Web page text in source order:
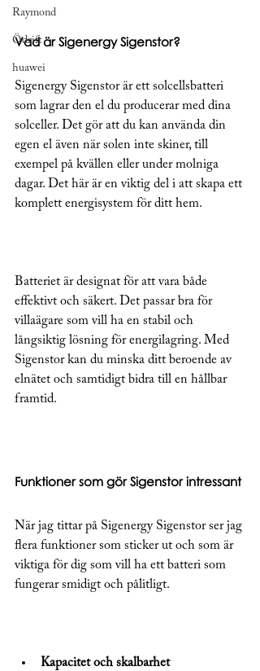
Raymond
Ödrift
huawei
Vad är Sigenergy Sigenstor?
Sigenergy Sigenstor är ett solcellsbatteri
som lagrar den el du producerar med dina
solceller. Det gör att du kan använda din
egen el även när solen inte skiner, till
exempel på kvällen eller under molniga
dagar. Det här är en viktig del i att skapa ett
komplett energisystem för ditt hem.
Batteriet är designat för att vara både
effektivt och säkert. Det passar bra för
villaägare som vill ha en stabil och
långsiktig lösning för energilagring. Med
Sigenstor kan du minska ditt beroende av
elnätet och samtidigt bidra till en hållbar
framtid.
Funktioner som gör Sigenstor intressant
När jag tittar på Sigenergy Sigenstor ser jag
flera funktioner som sticker ut och som är
viktiga för dig som vill ha ett batteri som
fungerar smidigt och pålitligt.
Kapacitet och skalbarhet